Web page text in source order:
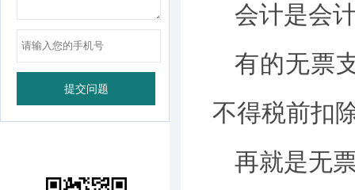
会计是会
有的无票
不得税前扣
再就是无